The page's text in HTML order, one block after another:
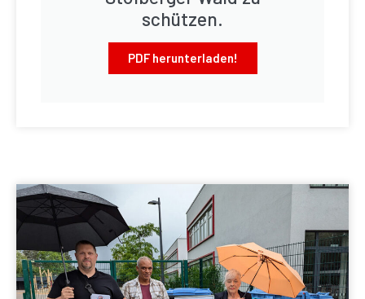
schützen.
PDF herunterladen!